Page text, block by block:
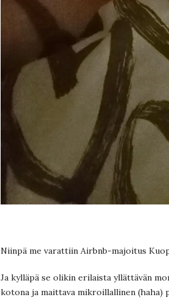
Niinpä me varattiin Airbnb-majoitus
Ja kylläpä se olikin erilaista yllättävän
kotona ja maittava mikroillallinen